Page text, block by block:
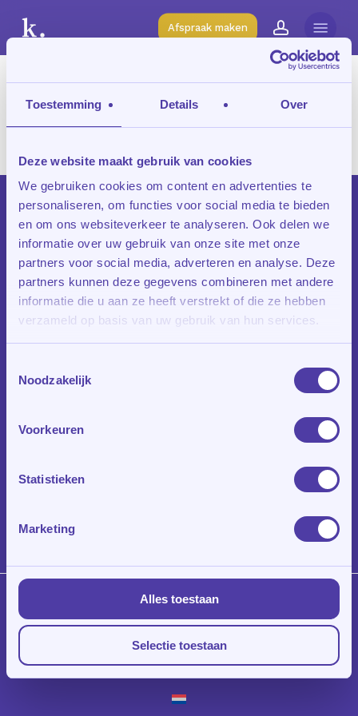
Toestemming Details Over
Deze website maakt gebruik van cookies
We gebruiken cookies om content en advertenties te
personaliseren, om functies voor social media te bieden
en om ons websiteverkeer te analyseren. Ook delen we
informatie over uw gebruik van onze site met onze
partners voor social media, adverteren en analyse. Deze
partners kunnen deze gegevens combineren met andere
informatie die u aan ze heeft verstrekt of die ze hebben
verzameld op basis van uw gebruik van hun services.
Noodzakelijk
Voorkeuren
Statistieken
Marketing
Alles toestaan
Selectie toestaan
main
content
Afspraak maken
account
Tag
vmbo
Privacy Policy|Algemene Voorwaarden
Disclaimer
linkedin